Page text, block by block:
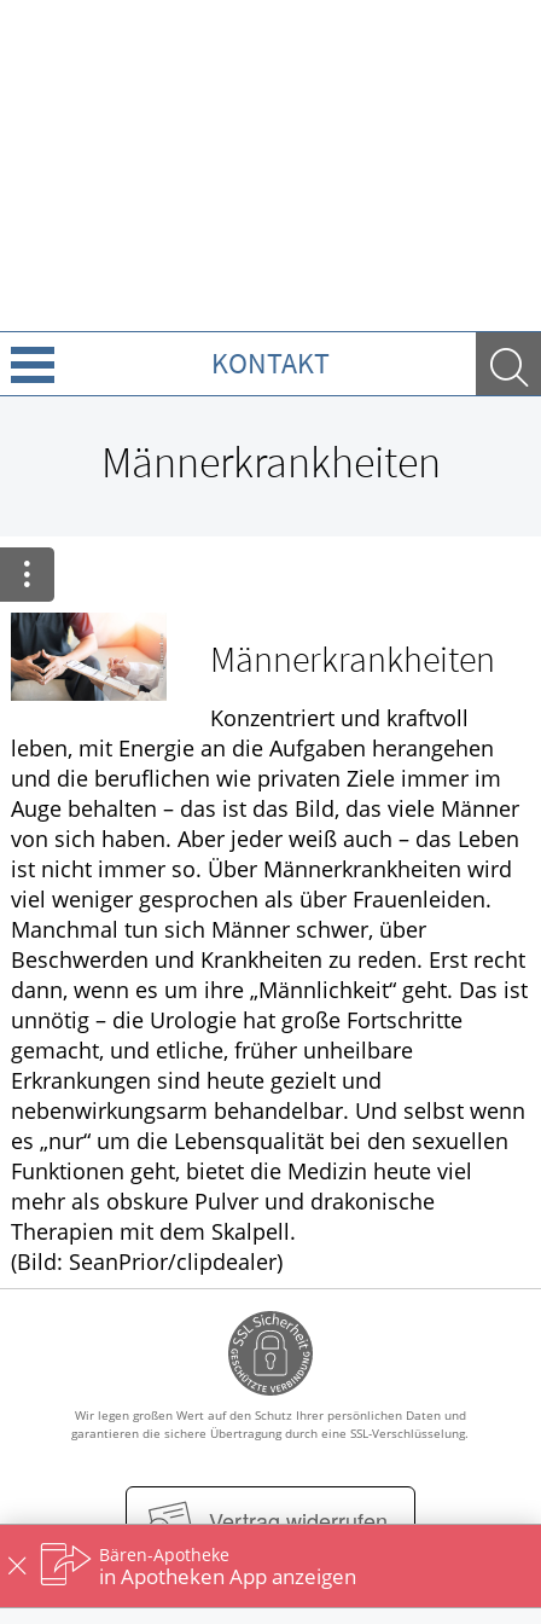
KONTAKT
Krankheiten & Therapie
GESUND IM ALTER
WELLNESS
Männerkrankheiten
Männerkrankheiten
Konzentriert und kraftvoll
leben, mit Energie an die Aufgaben herangehen
und die beruflichen wie privaten Ziele immer im
Auge behalten – das ist das Bild, das viele Männer
von sich haben. Aber jeder weiß auch – das Leben
ist nicht immer so. Über Männerkrankheiten wird
viel weniger gesprochen als über Frauenleiden.
Manchmal tun sich Männer schwer, über
Beschwerden und Krankheiten zu reden. Erst recht
dann, wenn es um ihre „Männlichkeit“ geht. Das ist
unnötig – die Urologie hat große Fortschritte
gemacht, und etliche, früher unheilbare
Erkrankungen sind heute gezielt und
nebenwirkungsarm behandelbar. Und selbst wenn
es „nur“ um die Lebensqualität bei den sexuellen
Funktionen geht, bietet die Medizin heute viel
mehr als obskure Pulver und drakonische
Therapien mit dem Skalpell.
(Bild: SeanPrior/clipdealer)
Wir legen großen Wert auf den Schutz Ihrer persönlichen Daten und
garantieren die sichere Übertragung durch eine SSL-Verschlüsselung.
Vertrag widerrufen
Bären-Apotheke
in Apotheken App anzeigen